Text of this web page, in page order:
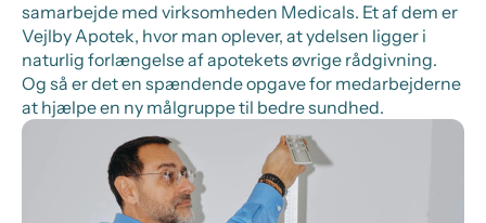
samarbejde med virksomheden Medicals. Et af dem er
Vejlby Apotek, hvor man oplever, at ydelsen ligger i
naturlig forlængelse af apotekets øvrige rådgivning.
Og så er det en spændende opgave for medarbejderne
at hjælpe en ny målgruppe til bedre sundhed.